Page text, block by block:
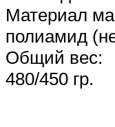
Материал
полиамид
Общий вес:
480/450 гр.